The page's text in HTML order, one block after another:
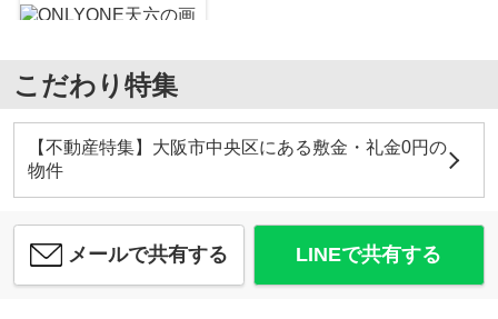
大阪鷺洲さくら薬局
約709m／9分
こだわり特集
【不動産特集】大阪市中央区にある敷金・礼金0円の
物件
メールで共有する LINEで共有する